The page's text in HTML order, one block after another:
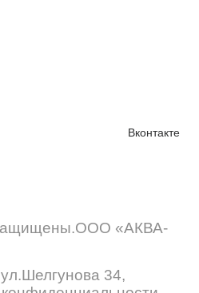
Вконтакте
«АКВА-
ул.Шелгунова 34,